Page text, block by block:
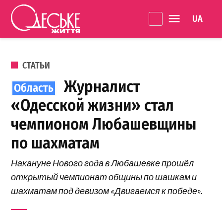
Перейти к содержанию
життя
ОПУБЛИКОВАНО В
СТАТЬИ
Журналист
«Одесской жизни» стал
чемпионом Любашевщины
по шахматам
Накануне Нового года в Любашевке прошёл
открытый чемпионат общины по шашкам и
шахматам под девизом «Двигаемся к победе».